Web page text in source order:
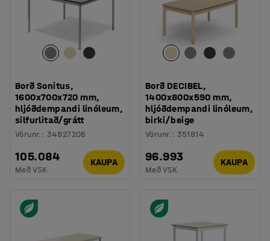
Borð Sonitus,
1600x700x720 mm,
hljóðdempandi linóleum,
silfurlitað/grátt
Vörunr. : 34827206
105.084
Með VSK
KAUPA
Borð DECIBEL,
1400x800x590 mm,
hljóðdempandi linóleum,
birki/beige
Vörunr. : 351814
96.993
Með VSK
KAUPA